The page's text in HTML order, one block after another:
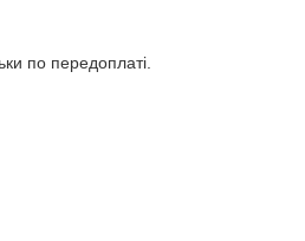
по передоплаті.